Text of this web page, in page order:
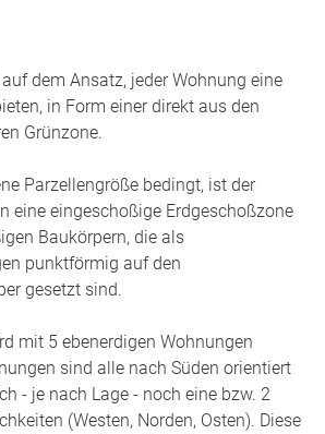
dem Ansatz, jeder Wohnung eine
in Form einer direkt aus den
Grünzone.
Parzellengröße bedingt, ist der
eine eingeschoßige Erdgeschoßzone
Baukörpern, die als
punktförmig auf den
gesetzt sind.
mit 5 ebenerdigen Wohnungen
sind alle nach Süden orientiert
- je nach Lage - noch eine bzw. 2
(Westen, Norden, Osten). Diese